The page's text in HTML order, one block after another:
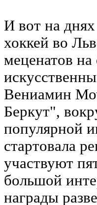
И вот на
хоккей во
меценатов
Вениамин
Беркут",
популярной
стартовала
участвуют
большой
награды